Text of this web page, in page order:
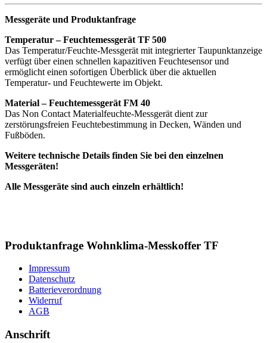
Messgeräte und Produktanfrage
Temperatur – Feuchtemessgerät TF 500
Das Temperatur/Feuchte-Messgerät mit integrierter Taupunktanzeige
verfügt über einen schnellen kapazitiven Feuchtesensor und
ermöglicht einen sofortigen Überblick über die aktuellen
Temperatur- und Feuchtewerte im Objekt.
Material – Feuchtemessgerät FM 40
Das Non Contact Materialfeuchte-Messgerät dient zur
zerstörungsfreien Feuchtebestimmung in Decken, Wänden und
Fußböden.
Weitere technische Details finden Sie bei den einzelnen
Messgeräten!
Alle Messgeräte sind auch einzeln erhältlich!
Produktanfrage Wohnklima-Messkoffer TF
Impressum
Datenschutz
Batterieverordnung
Widerruf
AGB
Anschrift